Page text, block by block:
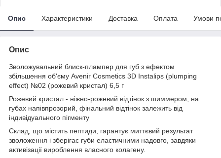
Опис Характеристики Доставка Оплата Умови
Опис
Зволожувальний блиск-плампер для губ з ефектом
збільшення об'єму Avenir Cosmetics 3D Instalips (plumping
effect) №02 (рожевий кристал) 6,5 г
Рожевий кристал - ніжно-рожевий відтінок з шиммером, на
губах напівпрозорий, фінальний відтінок залежить від
індивідуального пігменту
Склад, що містить пептиди, гарантує миттєвий результат
зволоження і зберігає губи еластичними надовго, завдяки
активізації вироблення власного колагену.